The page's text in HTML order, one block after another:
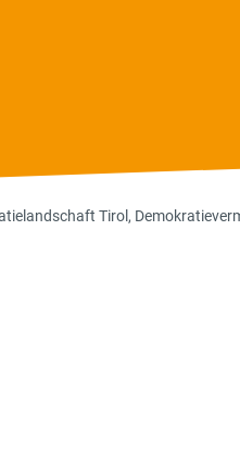
Müllers
Tirol ,